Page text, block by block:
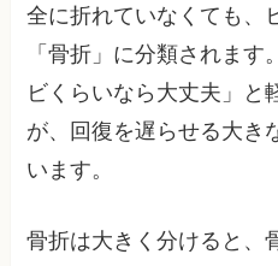
全に折れていなくても、
「骨折」に分類されま
ビくらいなら大丈夫」と
が、回復を遅らせる大き
います。
骨折は大きく分けると、